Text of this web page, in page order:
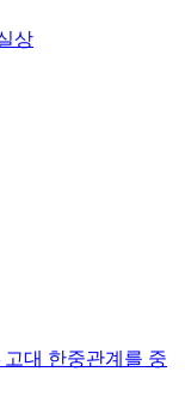
상
대 한중관계를 중